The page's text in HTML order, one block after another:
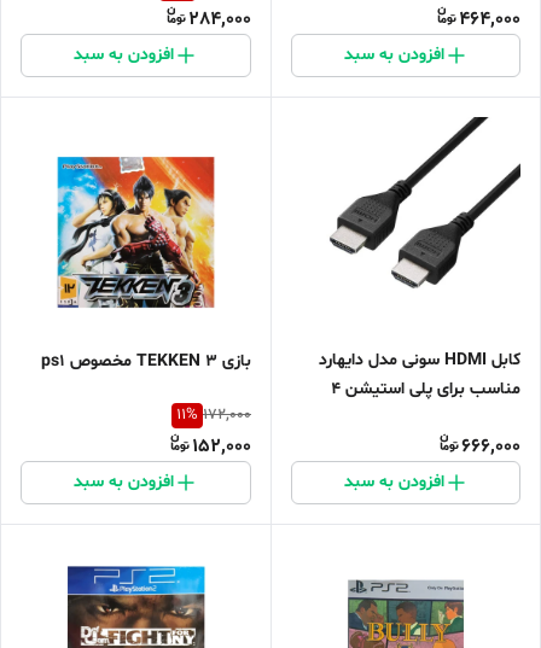
464,000
افزودن به سبد
284,000
افزودن به سبد
کابل HDMI سونی مدل دایهارد
مناسب برای پلی استیشن 4
666,000
افزودن به سبد
بازی TEKKEN ۳ مخصوص ps1
172,000
11%
152,000
افزودن به سبد